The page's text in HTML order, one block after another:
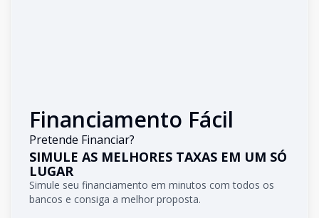
Financiamento Fácil
Pretende Financiar?
SIMULE AS MELHORES TAXAS EM UM SÓ
LUGAR
Simule seu financiamento em minutos com todos os
bancos e consiga a melhor proposta.